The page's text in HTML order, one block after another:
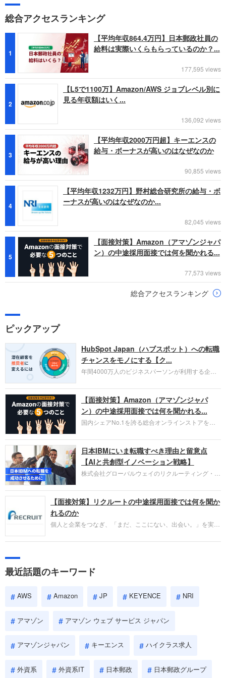
総合アクセスランキング
1
【平均年収864.4万円】日本郵政社員の
給料は実際いくらもらっているのか？...
177,595 views
2
【L5で1100万】Amazon/AWS ジョブレベル別に
見る年収額はいく...
136,092 views
3
【平均年収2000万円超】キーエンスの
給与・ボーナスが高いのはなぜなのか
90,855 views
4
【平均年収1232万円】野村総合研究所の給与・ボ
ーナスが高いのはなぜなのか...
82,045 views
5
【面接対策】Amazon（アマゾンジャパ
ン）の中途採用面接では何を聞かれる...
77,573 views
総合アクセスランキング
ピックアップ
HubSpot Japan（ハブスポット）への転職
チャンスをモノにする【ク...
年間4000万人のビジネスパーソンが利用する企業
お勧めするイチオシ企業をご紹介します。今回はク
ラウド型CRMプラットフォームを提供する
HubSpot Japan（ハブスポット・ジャパン）株式会
社です。採用面接対策の企業研究にご活用くださ
い。
【面接対策】Amazon（アマゾンジャパ
ン）の中途採用面接では何を聞かれる...
国内シェアNo.1を誇る総合オンラインストアを運
圧倒的な存在感を持つAmazon。中途採用面接では
過去の具体的な業務成果やリーダーシップの発揮、
失敗からの学びが重視され、人間性やカルチャーフ
ィットも評価対象となり、長期的に成長できる仲間
であるかを多角的に審査されます。
日本IBMにいま転職すべき理由と留意点
【AIと共創型イノベーション戦略】
株式会社グローバルウェイのリクルーティング・パ
パーソンが利用する企業口コミサイト「キャリコ
ネ」の転職エージェントがお勧めするイチオシ企業
IBMです。採用面接対策の企業研究にご活用くださ
い。
【面接対策】リクルートの中途採用面接では何を聞か
れるのか
個人と企業をつなぎ、「まだ、ここにない、出会い。」を実現
やこれまでの成果を具体的に問われるほか、「人間性」も評価
しょう。
最近話題のキーワード
AWS Amazon JP KEYENCE NRI
アマゾン アマゾン ウェブ サービス ジャパン
アマゾンジャパン キーエンス ハイクラス求人
外資系 外資系IT 日本郵政 日本郵政グループ